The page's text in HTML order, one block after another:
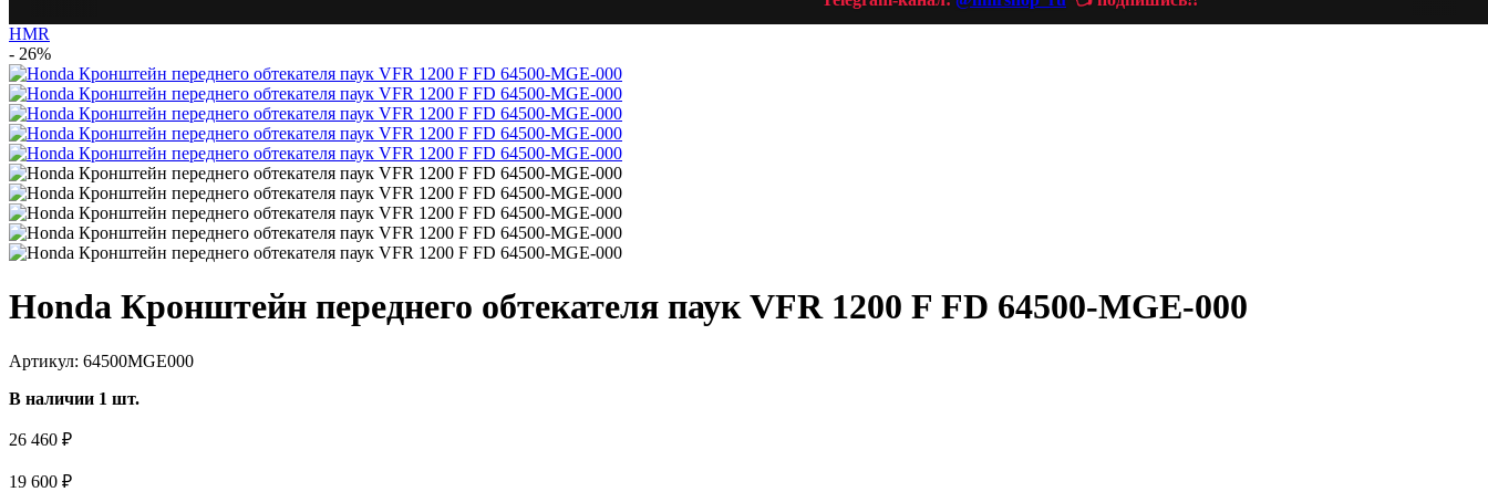
HMR
- 26%
Honda Кронштейн переднего обтекателя паук VFR 1200 F FD 64500-MGE-000
Артикул: 64500MGE000
В наличии 1 шт.
26 460 ₽
19 600 ₽